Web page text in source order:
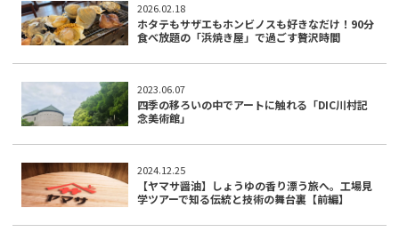
2026.02.18
ホタテもサザエもホンビノスも好きなだけ！90分
食べ放題の「浜焼き屋」で過ごす贅沢時間
2023.06.07
四季の移ろいの中でアートに触れる「DIC川村記
念美術館」
2024.12.25
【ヤマサ醤油】しょうゆの香り漂う旅へ。工場見
学ツアーで知る伝統と技術の舞台裏【前編】